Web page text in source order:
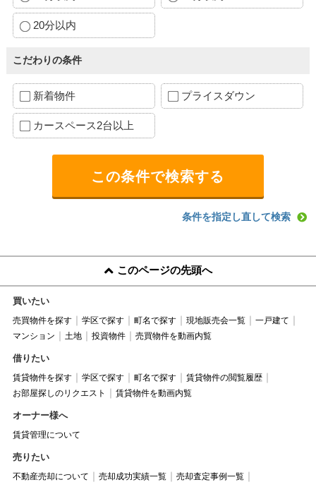
20分以内
こだわりの条件
新着物件 プライスダウン
カースペース2台以上
条件を指定し直して検索
このページの先頭へ
買いたい
売買物件を探す 学区で探す 町名で探す 現地販売会一覧
一戸建て
マンション
土地 投資物件 売買物件を動画内覧
借りたい
賃貸物件を探す 学区で探す 町名で探す
賃貸物件の閲覧履歴
お部屋探しのリクエスト
賃貸物件を動画内覧
オーナー様へ
賃貸管理について
売りたい
不動産売却について 売却成功実績一覧
売却査定事例一覧